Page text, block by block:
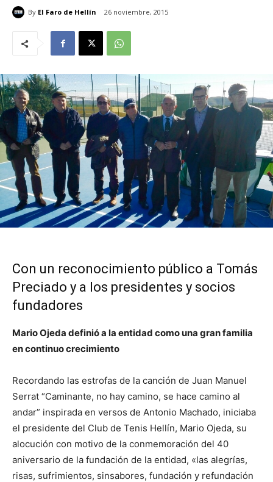
By El Faro de Hellín 26 noviembre, 2015
Con un reconocimiento público a Tomás
Preciado y a los presidentes y socios
fundadores
Mario Ojeda definió a la entidad como una gran familia
en continuo crecimiento
Recordando las estrofas de la canción de Juan Manuel
Serrat “Caminante, no hay camino, se hace camino al
andar” inspirada en versos de Antonio Machado, iniciaba
el presidente del Club de Tenis Hellín, Mario Ojeda, su
alocución con motivo de la conmemoración del 40
aniversario de la fundación de la entidad, «las alegrías,
risas, sufrimientos, sinsabores, fundación y refundación